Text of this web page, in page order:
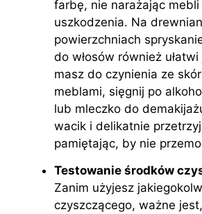
farbę, nie narażając mebli
uszkodzenia. Na
powierzchniach
do włosów również
masz do czynienia ze
meblami, sięgnij po
lub mleczko do
wacik i delikatnie
pamiętając, by nie
Testowanie środków
Zanim użyjesz
czyszczącego, ważne